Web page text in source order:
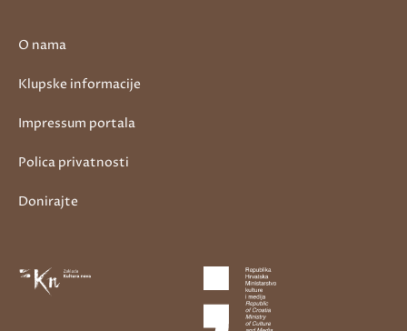
O nama
Klupske informacije
Impressum portala
Polica privatnosti
Donirajte